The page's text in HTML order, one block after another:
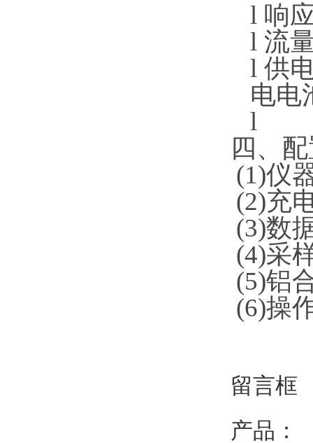
l 响
l 流量
l 供电
电电
l
四、
(1)仪
(2)充
(3)数
(4)采
(5)铝
(6)操
留言框
产品：